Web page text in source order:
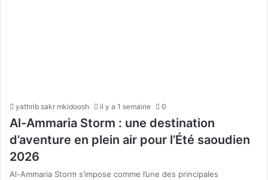
yathrib sakr mkidoosh il y a 1 semaine 0
Al-Ammaria Storm : une destination
d’aventure en plein air pour l’Été saoudien
2026
Al-Ammaria Storm s’impose comme l’une des principales